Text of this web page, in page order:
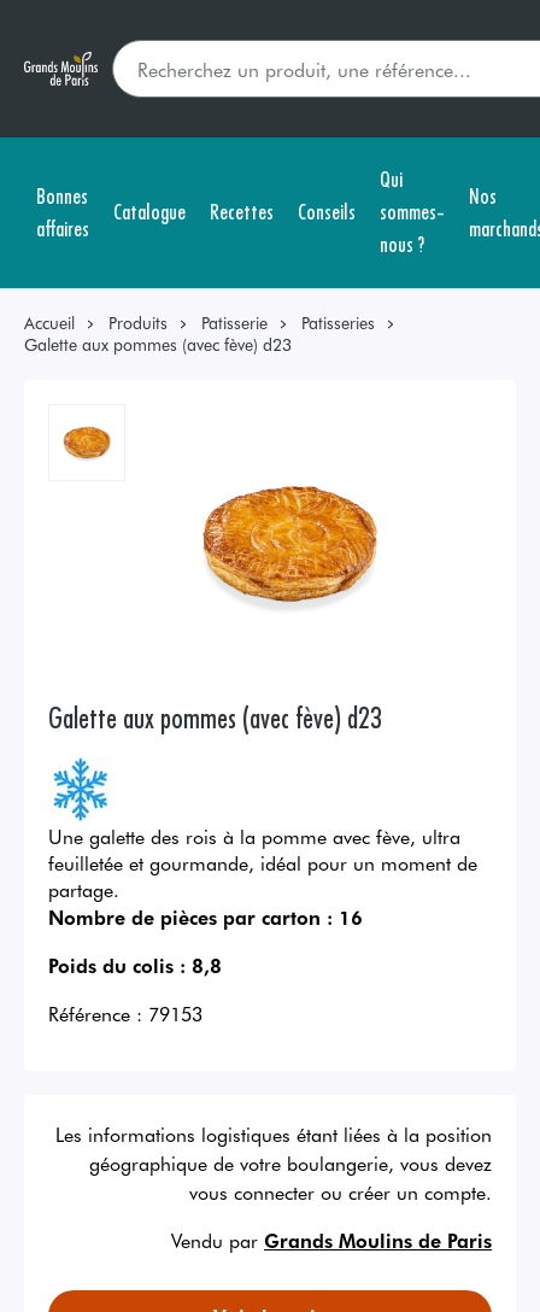
Bonnes
affaires
Catalogue Recettes Conseils
Qui
sommes-
nous ?
Nos
Accueil Produits Patisserie
Patisseries
Galette aux pommes (avec fève) d23
Galette aux pommes (avec fève) d23
Une galette des rois à la pomme avec fève, ultra
feuilletée et gourmande, idéal pour un moment de
partage.
Nombre de pièces par carton : 16
Poids du colis : 8,8
Référence : 79153
Les informations logistiques étant liées à la position
géographique de votre boulangerie, vous devez
vous connecter ou créer un compte.
Vendu par Grands Moulins de Paris